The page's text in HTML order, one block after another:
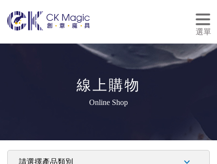
選單
線上購物
Online Shop